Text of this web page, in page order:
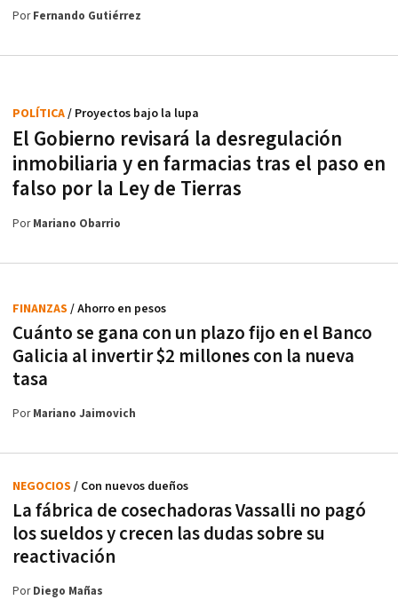
PorFernando Gutiérrez
El Gobierno revisará la desregulación
inmobiliaria y en farmacias tras el paso en
falso por la Ley de Tierras
POLÍTICA/ Proyectos bajo la lupa
PorMariano Obarrio
Cuánto se gana con un plazo fijo en el Banco
Galicia al invertir $2 millones con la nueva
tasa
FINANZAS / Ahorro en pesos
PorMariano Jaimovich
La fábrica de cosechadoras Vassalli no pagó
los sueldos y crecen las dudas sobre su
reactivación
NEGOCIOS / Con nuevos dueños
PorDiego Mañas